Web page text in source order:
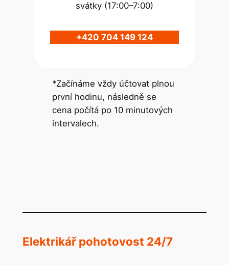
svátky (17:00–7:00)
+420 704 149 124
*Začínáme vždy účtovat plnou
první hodinu, následně se
cena počítá po 10 minutových
intervalech.
Elektrikář pohotovost 24/7